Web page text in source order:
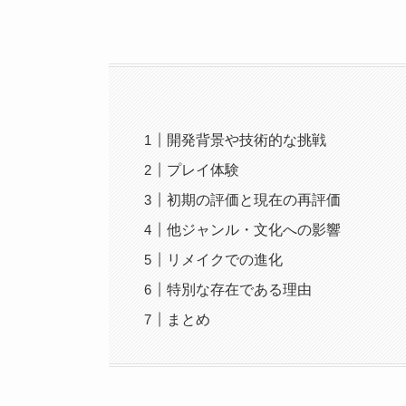
開発背景や技術的な挑戦
プレイ体験
初期の評価と現在の再評価
他ジャンル・文化への影響
リメイクでの進化
特別な存在である理由
まとめ